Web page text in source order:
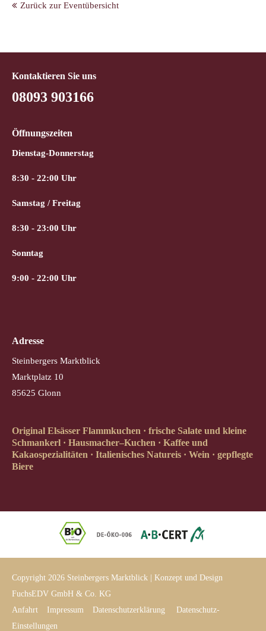
Zurück zur Eventübersicht
Kontaktieren Sie uns
08093 903166
Öffnungszeiten
Dienstag-Donnerstag
8:30 - 22:00 Uhr
Samstag / Freitag
8:30 - 23:00 Uhr
Sonntag
9:00 - 22:00 Uhr
Adresse
Steinbergers Marktblick
Marktplatz 10
85625 Glonn
Original Elsässer Flammkuchen · frische Salate und kleine
Schmankerl · Hausmacher–Kuchen · Kaffee und
Kakaospezialitäten · Italienisches Natureis · Wein · gepflegte
Biere
Copyright 2026 Steinbergers Marktblick | Konzept und Design
FuchsEDV GmbH & Co. KG
Anfahrt
Impressum Datenschutzerklärung
Datenschutz-
Einstellungen